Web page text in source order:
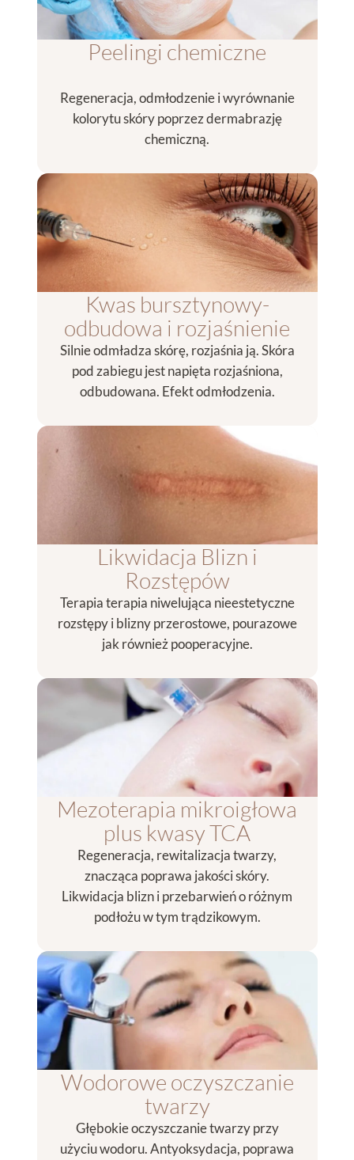
Peelingi chemiczne
Regeneracja, odmłodzenie i wyrównanie
kolorytu skóry poprzez dermabrazję
chemiczną.
Kwas bursztynowy-
odbudowa i rozjaśnienie
Silnie odmładza skórę, rozjaśnia ją. Skóra
pod zabiegu jest napięta rozjaśniona,
odbudowana. Efekt odmłodzenia.
Likwidacja Blizn i
Rozstępów
Terapia terapia niwelująca nieestetyczne
rozstępy i blizny przerostowe, pourazowe
jak również pooperacyjne.
Mezoterapia mikroigłowa
plus kwasy TCA
Regeneracja, rewitalizacja twarzy,
znacząca poprawa jakości skóry.
Likwidacja blizn i przebarwień o różnym
podłożu w tym trądzikowym.
Wodorowe oczyszczanie
twarzy
Głębokie oczyszczanie twarzy przy
użyciu wodoru. Antyoksydacja, poprawa